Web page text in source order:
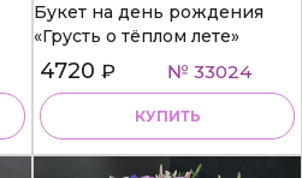
Букет на день рождения
«Грусть о тёплом лете»
4720 ₽ № 33024
КУПИТЬ